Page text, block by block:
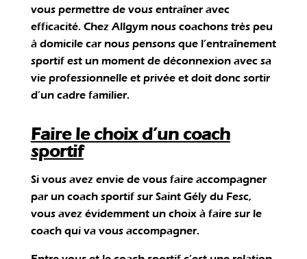
vous permettre de vous entraîner avec
efficacité. Chez Allgym nous coachons très peu
à domicile car nous pensons que l’entraînement
sportif est un moment de déconnexion avec sa
vie professionnelle et privée et doit donc sortir
d’un cadre familier.
Faire le choix d’un coach
sportif
Si vous avez envie de vous faire accompagner
par un coach sportif sur Saint Gély du Fesc,
vous avez évidemment un choix à faire sur le
coach qui va vous accompagner.